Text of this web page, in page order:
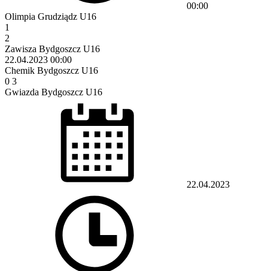
00:00
Olimpia Grudziądz U16
1
2
Zawisza Bydgoszcz U16
22.04.2023 00:00
Chemik Bydgoszcz U16
0 3
Gwiazda Bydgoszcz U16
22.04.2023